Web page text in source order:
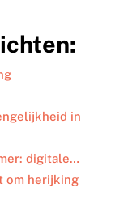
in
digitale…
om herijking